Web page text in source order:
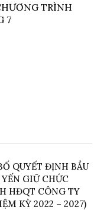
TRÌNH
7
QUYẾT ĐỊNH BẦU
GIỮ CHỨC
HĐQT CÔNG TY
KỲ 2022 – 2027)